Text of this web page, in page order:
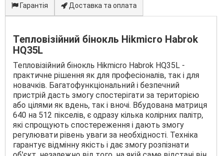
Гарантія Доставка та оплата
Тепловізійний бінокль Hikmicro Habrok
HQ35L
Тепловізійний бінокль Hikmicro Habrok HQ35L -
практичне рішення як для професіоналів, так і для
новачків. Багатофункціональний і безпечний
пристрій дасть змогу спостерігати за територією
або цілями як вдень, так і вночі. Вбудована матриця
640 на 512 пікселів, є одразу кілька колірних палітр,
які спрощують спостереження і дають змогу
регулювати рівень уваги за необхідності. Техніка
гарантує відмінну якість і дає змогу розпізнати